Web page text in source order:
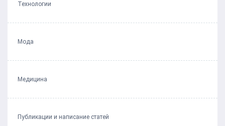
Технологии
Мода
Медицина
Публикации и написание статей